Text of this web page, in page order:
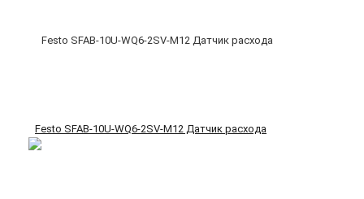
Festo SFAB-10U-WQ6-2SV-M12 Датчик расхода